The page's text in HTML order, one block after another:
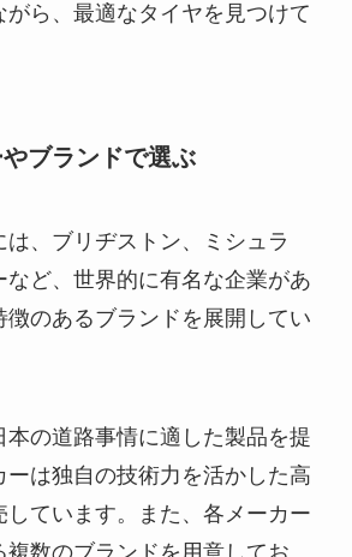
ら、最適なタイヤを見つけて
ブランドで選ぶ
は、ブリヂストン、ミシュラ
など、世界的に有名な企業があ
徴のあるブランドを展開してい
本の道路事情に適した製品を提
ーは独自の技術力を活かした高
ています。また、各メーカー